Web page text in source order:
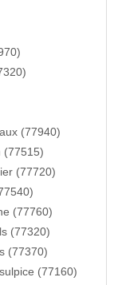
(77940)
(77515)
(77720)
(77760)
(77320)
(77370)
(77160)